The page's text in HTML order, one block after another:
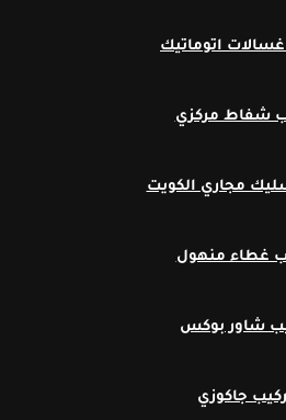
اتوماتيك
شفاط مركزي
مجاري الكويت
غطاء منهول
شاور بوكس
جاكوزي